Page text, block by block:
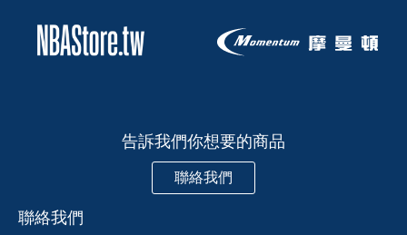
告訴我們你想要的商品
聯絡我們
聯絡我們